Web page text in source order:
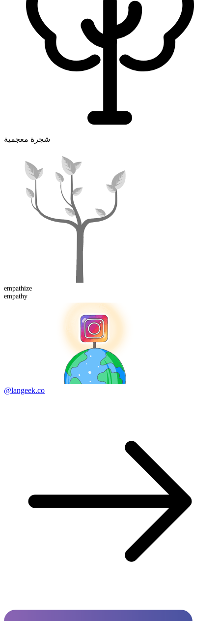
شجرة معجمية
empathize
empathy
@langeek.co